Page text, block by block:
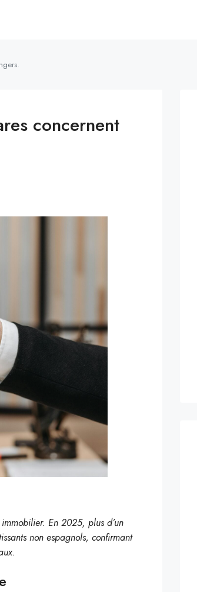
concernent
En 2025, plus d’un
non espagnols, confirmant